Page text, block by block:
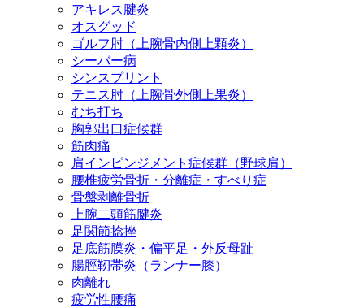
アキレス腱炎
オスグッド
ゴルフ肘（上腕骨内側上顆炎）
シーバー病
シンスプリント
テニス肘（上腕骨外側上果炎）
むち打ち
胸郭出口症候群
筋肉痛
肩インピンジメント症候群（野球肩）
腰椎疲労骨折・分離症・すべり症
骨盤剥離骨折
上腕二頭筋腱炎
足関節捻挫
足底筋膜炎・偏平足・外反母趾
腸脛靭帯炎（ランナー膝）
肉離れ
疲労性腰痛